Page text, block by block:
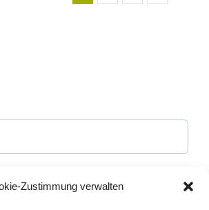
Zustimmung verwalten